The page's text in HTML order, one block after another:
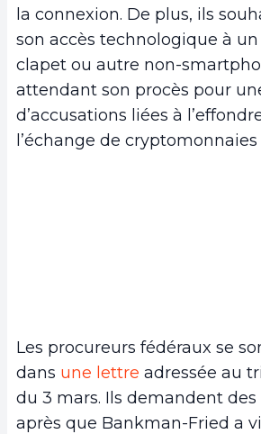
la connexion. De plus, ils
son accès technologique à
clapet ou autre non-
attendant son procès pour
d’accusations liées à
l’échange de cryptomonnaies
Les procureurs fédéraux se
dans une lettre adressée au
du 3 mars. Ils demandent
après que Bankman-Fried a